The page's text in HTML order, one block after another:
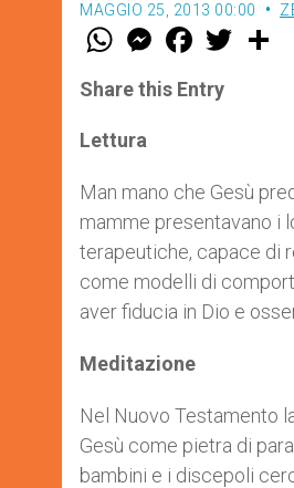
MAGGIO 25, 2013 00:00
W
t
s
p
p
M
e
s
e
F
a
e
b
w
Share this Entry
Lettura
Man mano che Gesù
mamme presentavano i
terapeutiche, capace di
come modelli di
aver fiducia in Dio e
Meditazione
Nel Nuovo Testamento
Gesù come pietra di
bambini e i discepoli